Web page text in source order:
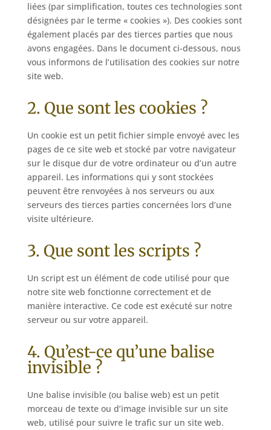
liées (par simplification, toutes ces technologies sont
désignées par le terme « cookies »). Des cookies sont
également placés par des tierces parties que nous
avons engagées. Dans le document ci-dessous, nous
vous informons de l’utilisation des cookies sur notre
site web.
2. Que sont les cookies ?
Un cookie est un petit fichier simple envoyé avec les
pages de ce site web et stocké par votre navigateur
sur le disque dur de votre ordinateur ou d’un autre
appareil. Les informations qui y sont stockées
peuvent être renvoyées à nos serveurs ou aux
serveurs des tierces parties concernées lors d’une
visite ultérieure.
3. Que sont les scripts ?
Un script est un élément de code utilisé pour que
notre site web fonctionne correctement et de
manière interactive. Ce code est exécuté sur notre
serveur ou sur votre appareil.
4. Qu’est-ce qu’une balise
invisible ?
Une balise invisible (ou balise web) est un petit
morceau de texte ou d’image invisible sur un site
web, utilisé pour suivre le trafic sur un site web.